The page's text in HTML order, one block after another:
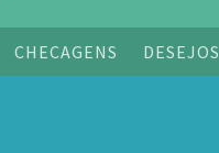
CHECAGENS DESEJOS